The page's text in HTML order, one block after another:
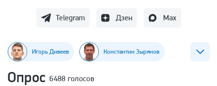
Telegram Дзен Max
Игорь Дивеев Константин Зырянов
Лусиано Гонду Футбол
Опрос 6488 голосов